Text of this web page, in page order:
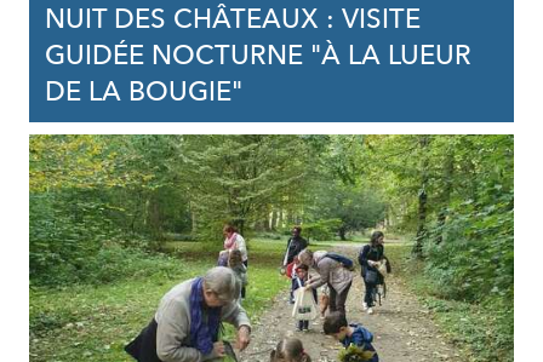
NUIT DES CHÂTEAUX : VISITE
GUIDÉE NOCTURNE "À LA LUEUR
DE LA BOUGIE"